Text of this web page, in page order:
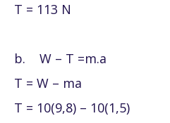
T = 113 N
b.
W – T =m.a
T = W – ma
T = 10(9,8) – 10(1,5)